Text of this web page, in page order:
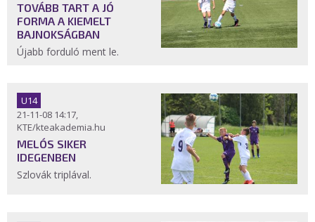
TOVÁBB TART A JÓ
FORMA A KIEMELT
BAJNOKSÁGBAN
Újabb forduló ment le.
U14
21-11-08 14:17,
KTE/kteakademia.hu
MELÓS SIKER
IDEGENBEN
Szlovák triplával.